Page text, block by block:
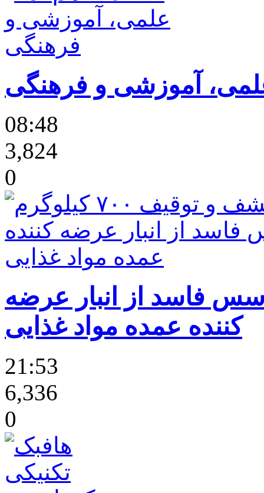
علمی، آموزشی و فرهنگی
08:48
3,824
0
کیلوگرم سس فاسد از انبار عرضه
کننده عمده مواد غذایی
21:53
6,336
0